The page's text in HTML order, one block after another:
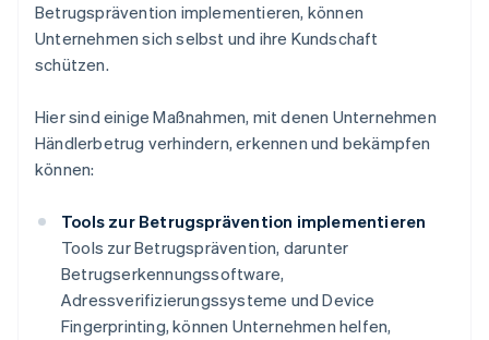
Betrugsprävention implementieren, können
Unternehmen sich selbst und ihre Kundschaft
schützen.
Hier sind einige Maßnahmen, mit denen Unternehmen
Händlerbetrug verhindern, erkennen und bekämpfen
können:
Tools zur Betrugsprävention implementieren
Tools zur Betrugsprävention, darunter
Betrugserkennungssoftware,
Adressverifizierungssysteme und Device
Fingerprinting, können Unternehmen helfen,